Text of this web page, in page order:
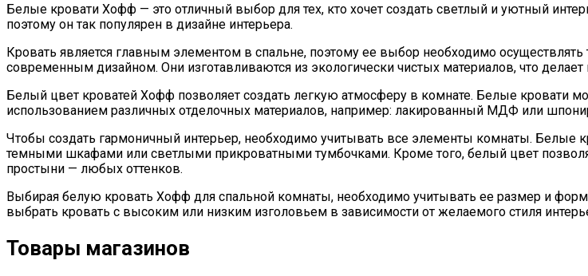
Белые кровати Хофф — это отличный выбор для тех, кто хочет создать светлый и уютный
поэтому он так популярен в дизайне интерьера.
Кровать является главным элементом в спальне, поэтому ее выбор необходимо
современным дизайном. Они изготавливаются из экологически чистых материалов, что
Белый цвет кроватей Хофф позволяет создать легкую атмосферу в комнате. Белые кровати
использованием различных отделочных материалов, например: лакированный МДФ или
Чтобы создать гармоничный интерьер, необходимо учитывать все элементы комнаты. Белые
темными шкафами или светлыми прикроватными тумбочками. Кроме того, белый цвет
простыни — любых оттенков.
Выбирая белую кровать Хофф для спальной комнаты, необходимо учитывать ее размер и
выбрать кровать с высоким или низким изголовьем в зависимости от желаемого стиля
Товары магазинов